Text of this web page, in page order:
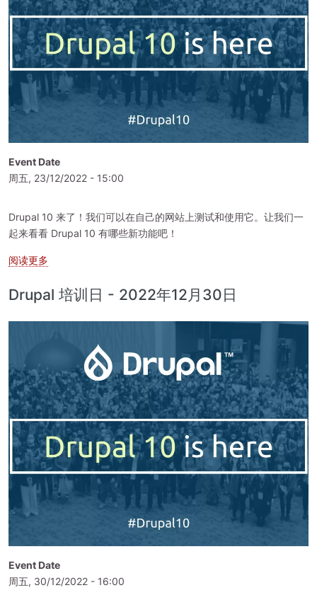
Event Date
周五, 23/12/2022 - 15:00
Drupal 10 来了！我们可以在自己的网站上测试和使用它。让我们一
起来看看 Drupal 10 有哪些新功能吧！
阅读更多
Drupal 培训日 - 2022年12月30日
Event Date
周五, 30/12/2022 - 16:00